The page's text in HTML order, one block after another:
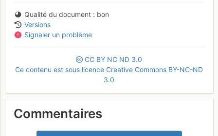
Qualité du document
bon
Versions
Signaler un problème
CC BY NC ND 3.0
Ce contenu est sous licence Creative Commons BY-NC-ND
3.0
Commentaires